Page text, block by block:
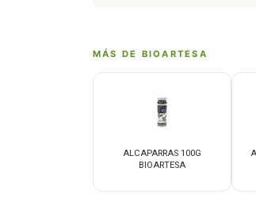
MÁS DE BIOARTESA
ALCAPARRAS 100G
BIOARTESA